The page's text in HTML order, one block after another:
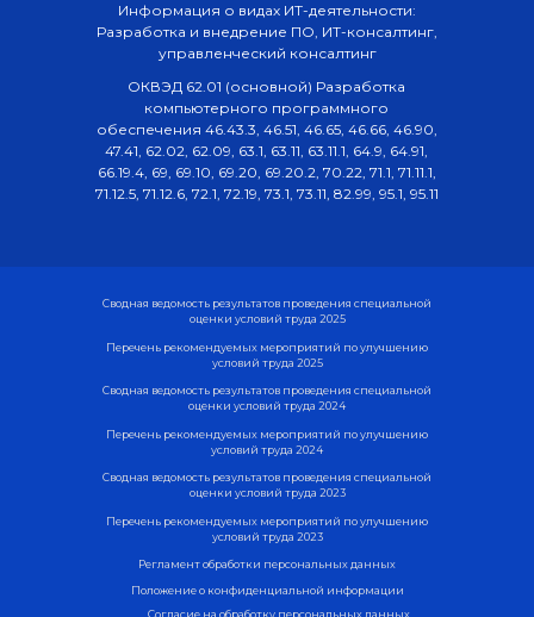
Информация о видах ИТ-деятельности:
Разработка и внедрение ПО, ИТ-консалтинг,
управленческий консалтинг
ОКВЭД 62.01 (основной) Разработка
компьютерного программного
обеспечения 46.43.3, 46.51, 46.65, 46.66, 46.90,
47.41, 62.02, 62.09, 63.1, 63.11, 63.11.1, 64.9, 64.91,
66.19.4, 69, 69.10, 69.20, 69.20.2, 70.22, 71.1, 71.11.1,
71.12.5, 71.12.6, 72.1, 72.19, 73.1, 73.11, 82.99, 95.1, 95.11
Сводная ведомость результатов проведения специальной
оценки условий труда 2023
Регламент обработки персональных данных
Перечень рекомендуемых мероприятий по улучшению
условий труда 2023
Сводная ведомость результатов проведения специальной
оценки условий труда 2024
Перечень рекомендуемых мероприятий по улучшению
условий труда 2024
Положение о конфиденциальной информации
Согласие на обработку персональных данных
Сводная ведомость результатов проведения специальной
оценки условий труда 2025
Перечень рекомендуемых мероприятий по улучшению
условий труда 2025